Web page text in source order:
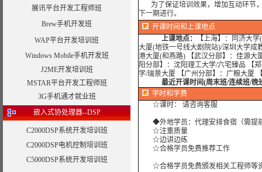
展讯平台开发工程师班
Brew手机开发班
WAP平台开发培训班
Windows Mobile手机开发班
J2ME开发培训班
MSTAR平台开发工程师班
3G手机通才就业班
嵌入式协处理器--DSP
C2000DSP系统开发培训班
C2000DSP电机控制培训班
C5000DSP系统开发培训班
为了保证培训效果，增加互动环节，
下一期进行。
开课时间和上课地点
上课地点：
【上海】：同济大
大厦(地铁一号线大剧院站)/深圳大学成
港大厦(和燕路) 【武汉分部】：佳源大
阳分部】：沈阳理工大学/六宅臻品 【
学/瑞景大厦 【广州分部】：广粮大厦
最近开课时间(周末班/连续班/晚
学时和学费
☆课时： 请咨询客服
◆外地学员：代理安排食宿（需提
☆注重质量
☆边讲边练
☆合格学员免费推荐工作
☆合格学员免费颁发相关工程师等